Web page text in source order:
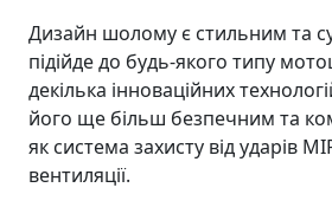
Дизайн шолому є стильним та
підійде до будь-якого типу
декілька інноваційних
його ще більш безпечним та
як система захисту від ударів
вентиляції.